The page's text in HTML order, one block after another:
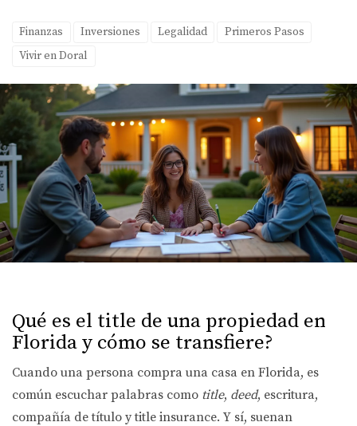
Finanzas Inversiones Legalidad
Primeros Pasos
Vivir en Doral
Qué es el title de una propiedad en
Florida y cómo se transfiere?
Cuando una persona compra una casa en Florida, es
común escuchar palabras como title, deed, escritura,
compañía de título y title insurance. Y sí, suenan